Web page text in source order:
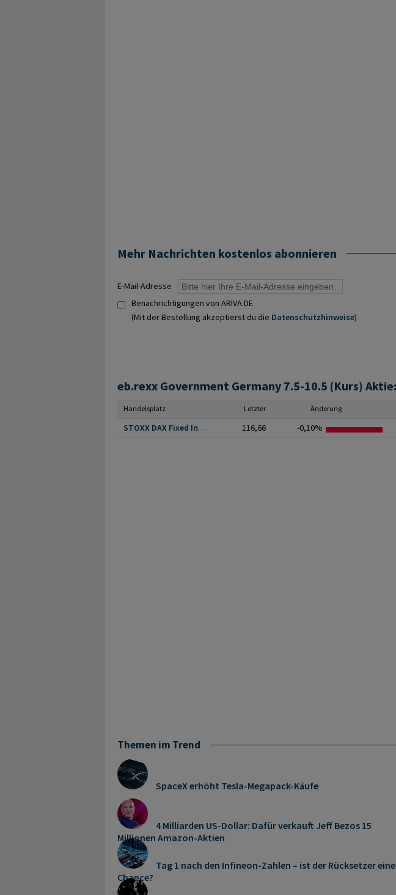
Mehr Nachrichten kostenlos abonnieren
E-Mail-Adresse
Benachrichtigungen von ARIVA.DE
(Mit der Bestellung akzeptierst du die Datenschutzhinweise)
Handelsplatz Letzter Änderung
STOXX DAX Fixed Income Indices 116,66 -0,10%
Themen im Trend
SpaceX erhöht Tesla-Megapack-Käufe
4 Milliarden US-Dollar: Dafür verkauft Jeff Bezos 15
Millionen Amazon-Aktien
Tag 1 nach den Infineon-Zahlen – ist der Rücksetzer eine
Chance?